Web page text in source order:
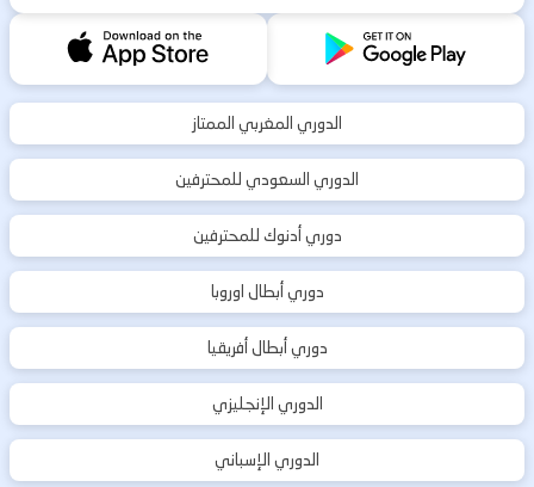
الدوري المغربي الممتاز
الدوري السعودي للمحترفين
دوري أدنوك للمحترفين
دوري أبطال اوروبا
دوري أبطال أفريقيا
الدوري الإنجليزي
الدوري الإسباني